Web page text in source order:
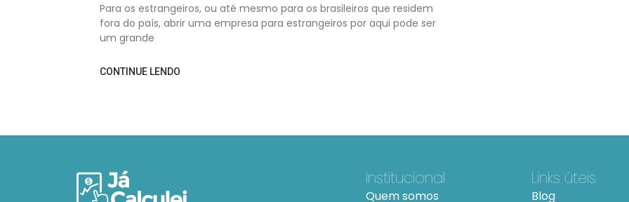
Para os estrangeiros, ou até mesmo para os brasileiros que residem
fora do país, abrir uma empresa para estrangeiros por aqui pode ser
um grande
CONTINUE LENDO
Institucional
Quem somos
Links úteis
Blog